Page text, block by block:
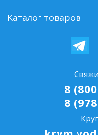
Каталог товаров
8
8